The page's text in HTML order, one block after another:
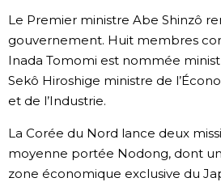
Le Premier ministre Abe Shinzô
gouvernement. Huit membres
Inada Tomomi est nommée
Sekô Hiroshige ministre de
et de l’Industrie.
La Corée du Nord lance deux
moyenne portée Nodong, dont un
zone économique exclusive du